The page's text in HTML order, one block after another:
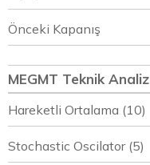
Önceki Kapanış
MEGMT Teknik Analiz
Hareketli Ortalama (10)
Stochastic Oscilator (5)